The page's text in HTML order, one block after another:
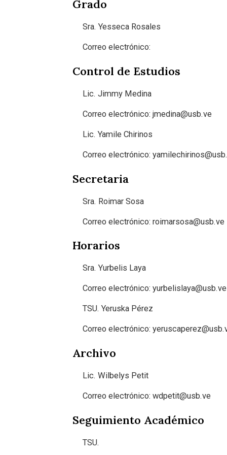
Grado
Sra. Yesseca Rosales
Correo electrónico:
Control de Estudios
Lic. Jimmy Medina
Correo electrónico: jmedina@usb.ve
Lic. Yamile Chirinos
Correo electrónico:
Secretaria
Sra. Roimar Sosa
Correo electrónico: roimarsosa@usb.ve
Horarios
Sra. Yurbelis Laya
Correo electrónico: yurbelislaya@usb.ve
TSU. Yeruska Pérez
Correo electrónico:
Archivo
Lic. Wilbelys Petit
Correo electrónico: wdpetit@usb.ve
Seguimiento Académico
TSU.